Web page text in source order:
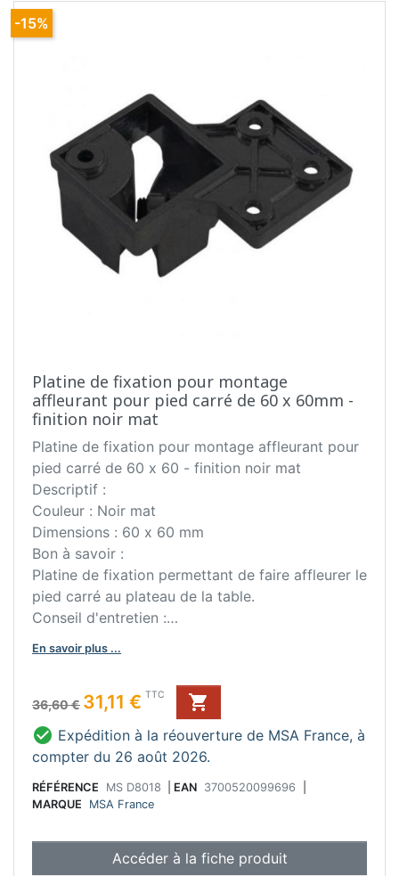
Platine de fixation pour montage
affleurant pour pied carré de 60 x 60mm -
finition noir mat
Platine de fixation pour montage affleurant pour
pied carré de 60 x 60 - finition noir mat
Descriptif :
Couleur : Noir mat
Dimensions : 60 x 60 mm
Bon à savoir :
Platine de fixation permettant de faire affleurer le
pied carré au plateau de la table.
Conseil d'entretien :
Ne pas utiliser de produit abrasif.
En savoir plus ...
Prix de base
36,60 €
Prix 31,11 € TTC

 Expédition à la réouverture de MSA France, à
compter du 26 août 2026.
RÉFÉRENCE MS D8018 EAN 3700520099696
MARQUE
MSA France
Accéder à la fiche produit
-15%